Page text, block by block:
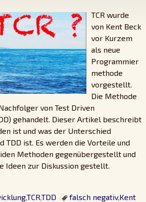
TCR wurde
von Kent Beck
vor Kurzem
als neue
Programmier
methode
vorgestellt.
Die Methode
von Test Driven
gehandelt. Dieser Artikel beschreibt
ist und was der Unterschied
TDD ist. Es werden die Vorteile und
Methoden gegenübergestellt und
Ideen zur Diskussion gestellt.
,TCRTDD falsch negativ,Kent